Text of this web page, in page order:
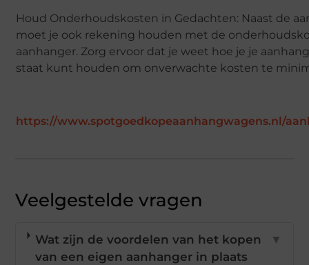
Houd Onderhoudskosten in Gedachten: Naast de
moet je ook rekening houden met de
aanhanger. Zorg ervoor dat je weet hoe je je
staat kunt houden om onverwachte kosten te
https://www.spotgoedkopeaanhangwagens.nl/
Veelgestelde vragen
Wat zijn de voordelen van het kopen
van een eigen aanhanger in plaats
▼